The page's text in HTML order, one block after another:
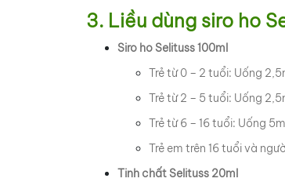
3. Liều dùng siro ho
Siro ho Selituss 100ml
Trẻ từ 0 – 2 tuổi: Uống
Trẻ từ 2 – 5 tuổi: Uống
Trẻ từ 6 – 16 tuổi: Uống
Trẻ em trên 16 tuổi và
Tinh chất Selituss 20ml